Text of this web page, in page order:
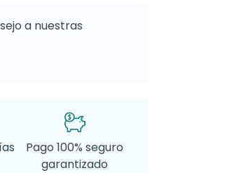
a nuestras
Pago 100% seguro
garantizado